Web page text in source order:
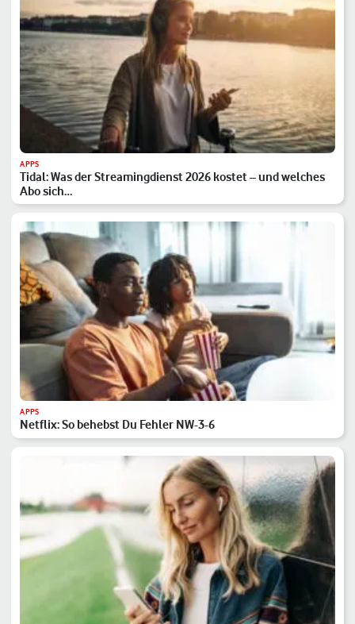
APPS
Tidal: Was der Streamingdienst 2026 kostet – und welches
Abo sich…
APPS
Netflix: So behebst Du Fehler NW-3-6